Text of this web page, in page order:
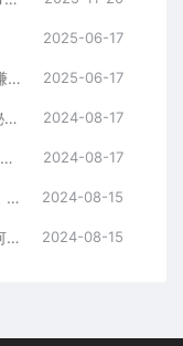
2025-06-17
2025最新暴利项目！抖音无人直播躺赚攻略！抖音无人直播3.0玩法！0门槛… 2025-06-17
短视频 IP实战课，独创一键复制学习秘籍，转战新领域，月赚五万轻松行 2024-08-17
剪辑技巧速成课，高清拍摄+调色 转扇子，建筑-抠图精通，新手秒变剪辑专家 2024-08-17
视频号/直播涨粉-第2期，不用拍视频，不用卖货，在直播间做菜，就可以搞钱 2024-08-15
直播实操运营课：话术设计/低流量如何提升/话术框架/全场燃爆/非常干货 2024-08-15